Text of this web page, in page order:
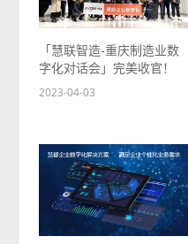
「慧联智造-重庆制造业数
字化对话会」完美收官！
2023-04-03